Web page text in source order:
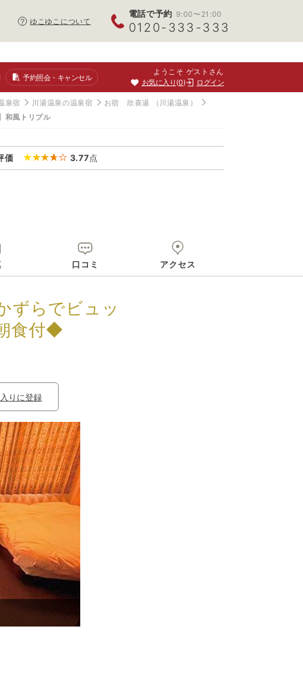
ゆこゆこについて
電話で予約 9:00〜21:00
0120-333-333
予約照会・キャンセル
ようこそ ゲストさん
お気に入り 0 ログイン
泉宿 川湯温泉の温泉宿 お宿 欣喜湯
（川湯温泉）
和風トリプル
価 3.77点
口コミ アクセス
ずらでビュッ
食付◆
りに登録